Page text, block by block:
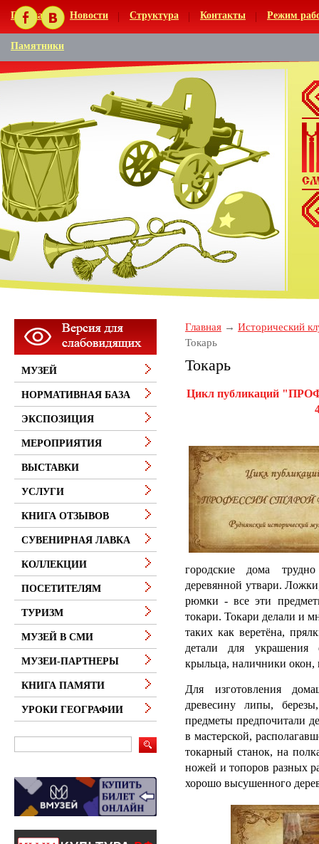
Главная Новости Структура Контакты Режим
Памятники
Главная
Исторический
Токарь
Токарь
Цикл публикаций
городские дома
деревянной утвари.
рюмки - все эти
токари. Токари делали и
таких как веретёна,
детали для украшения
крыльца, наличники окон,
Для изготовления
древесину липы,
предметы предпочитали
в мастерской,
токарный станок, на
ножей и топоров разных
хорошо высушенного
МУЗЕЙ
НОРМАТИВНАЯ БАЗА
ЭКСПОЗИЦИЯ
МЕРОПРИЯТИЯ
ВЫСТАВКИ
УСЛУГИ
КНИГА ОТЗЫВОВ
СУВЕНИРНАЯ ЛАВКА
КОЛЛЕКЦИИ
ПОСЕТИТЕЛЯМ
ТУРИЗМ
МУЗЕЙ В СМИ
МУЗЕИ-ПАРТНЕРЫ
КНИГА ПАМЯТИ
УРОКИ ГЕОГРАФИИ